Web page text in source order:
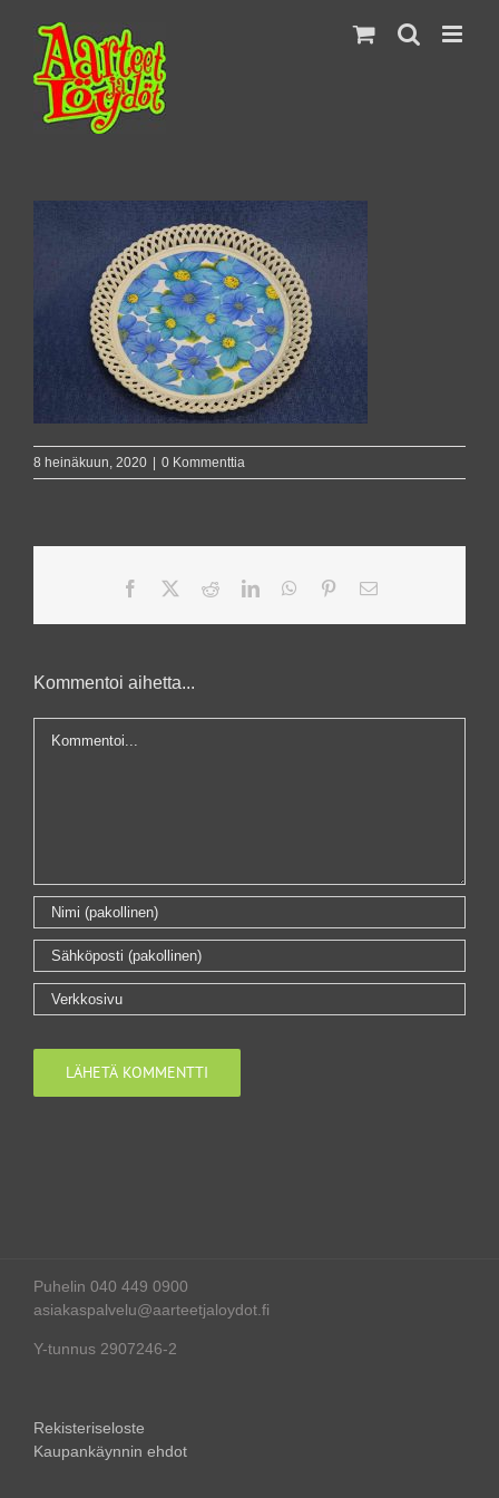
content
8 heinäkuun, 2020 0 Kommenttia
Facebook RedditLinkedInWhatsApp
PinterestSähköposti
Kommentoi aihetta...
Puhelin 040 449 0900
asiakaspalvelu@aarteetjaloydot.fi
Y-tunnus 2907246-2
Rekisteriseloste
Kaupankäynnin ehdot